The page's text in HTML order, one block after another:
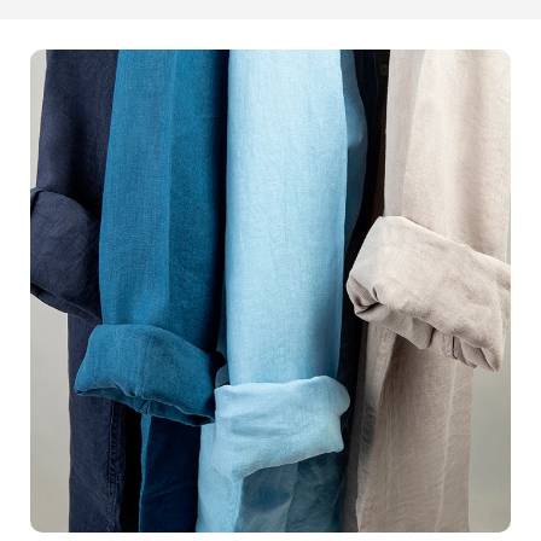
studios sont équipés des derniers
matériels
professionnels
, garantissant des images nettes et
éclatantes, prêtes à séduire vos clients dès le premier
regard. Vous vous souciez de votre image de marque
Nous aussi. En collaborant avec nous, vous bénéficiez
d'une approche personnalisée et attentive. Nous
prenons le temps de comprendre vos besoins
spécifiques et vos préférences esthétiques pour
produire des résultats impeccables. Une étude montre
que des images de haute qualité augmentent de 60%
les chances de conversion des visiteurs en acheteurs.
Pouvez-vous vraiment vous permettre de laisser passer
une telle opportunité ? Pensez à l'impact que des
photos professionnellespeuvent avoir sur vos ventes
et sur la notoriété de votre marque. En nous confiant vos
packshots, vous faites le choix de l'excellence et de la